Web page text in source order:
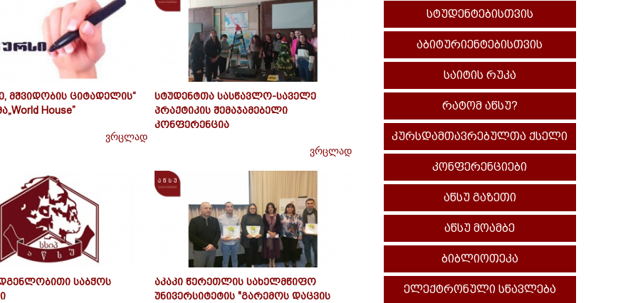
მშვიდობის ციტადელის“
House”
ვრცლად
სტუდენტთა სასწავლო-საველე
პრაქტიკის შემაჯამებელი
კონფერენცია
ვრცლად
საბჭოს
აკაკი წერეთლის სახელმწიფო
უნივერსიტეტის "გარემოს დაცვის
სტუდენტებისთვის
აბიტურიენტებისთვის
საიტის რუკა
რატომ აწსუ?
კურსდამთავრებულთა ქსელი
კონფერენციები
აწსუ გაზეთი
აწსუ მოამბე
ბიბლიოთეკა
ელექტრონული სწავლება